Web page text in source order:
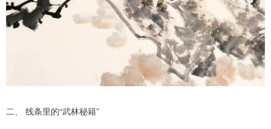
二、 线条里的“武林秘籍”